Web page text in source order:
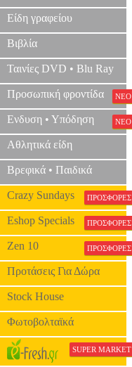
Είδη γραφείου
Βιβλία
Ταινίες DVD • Blu Ray
Προσωπική φροντίδα ΝΕΟ
Ενδυση • Υπόδηση ΝΕΟ
Αθλητικά είδη
Βρεφικά • Παιδικά
Crazy Sundays ΠΡΟΣΦΟΡΕΣ
Eshop Specials ΠΡΟΣΦΟΡΕΣ
Zen 10 ΠΡΟΣΦΟΡΕΣ
Προτάσεις Για Δώρα
Stock House
Φωτοβολταϊκά
SUPER MARKET